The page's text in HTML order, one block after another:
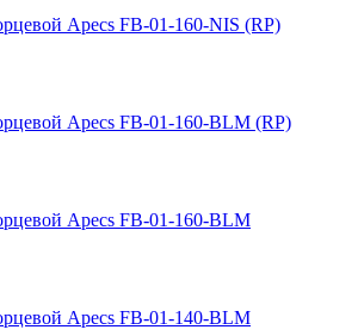
Apecs FB-01-160-NIS (RP)
Apecs FB-01-160-BLM (RP)
Apecs FB-01-160-BLM
Apecs FB-01-140-BLM